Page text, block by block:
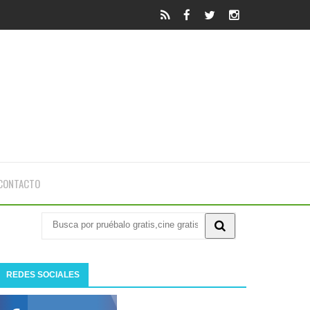
REDES SOCIALES